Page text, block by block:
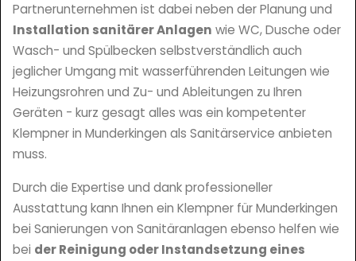
Partnerunternehmen ist dabei neben der Planung und
Installation sanitärer Anlagen wie WC, Dusche oder
Wasch- und Spülbecken selbstverständlich auch
jeglicher Umgang mit wasserführenden Leitungen wie
Heizungsrohren und Zu- und Ableitungen zu Ihren
Geräten - kurz gesagt alles was ein kompetenter
Klempner in Munderkingen als Sanitärservice anbieten
muss.
Durch die Expertise und dank professioneller
Ausstattung kann Ihnen ein Klempner für Munderkingen
bei Sanierungen von Sanitäranlagen ebenso helfen wie
bei der Reinigung oder Instandsetzung eines